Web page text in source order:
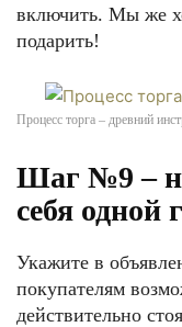
включить. Мы же
подарить!
Процесс торга – древний
Шаг №9 –
себя одной
Укажите в
покупателям
действительно